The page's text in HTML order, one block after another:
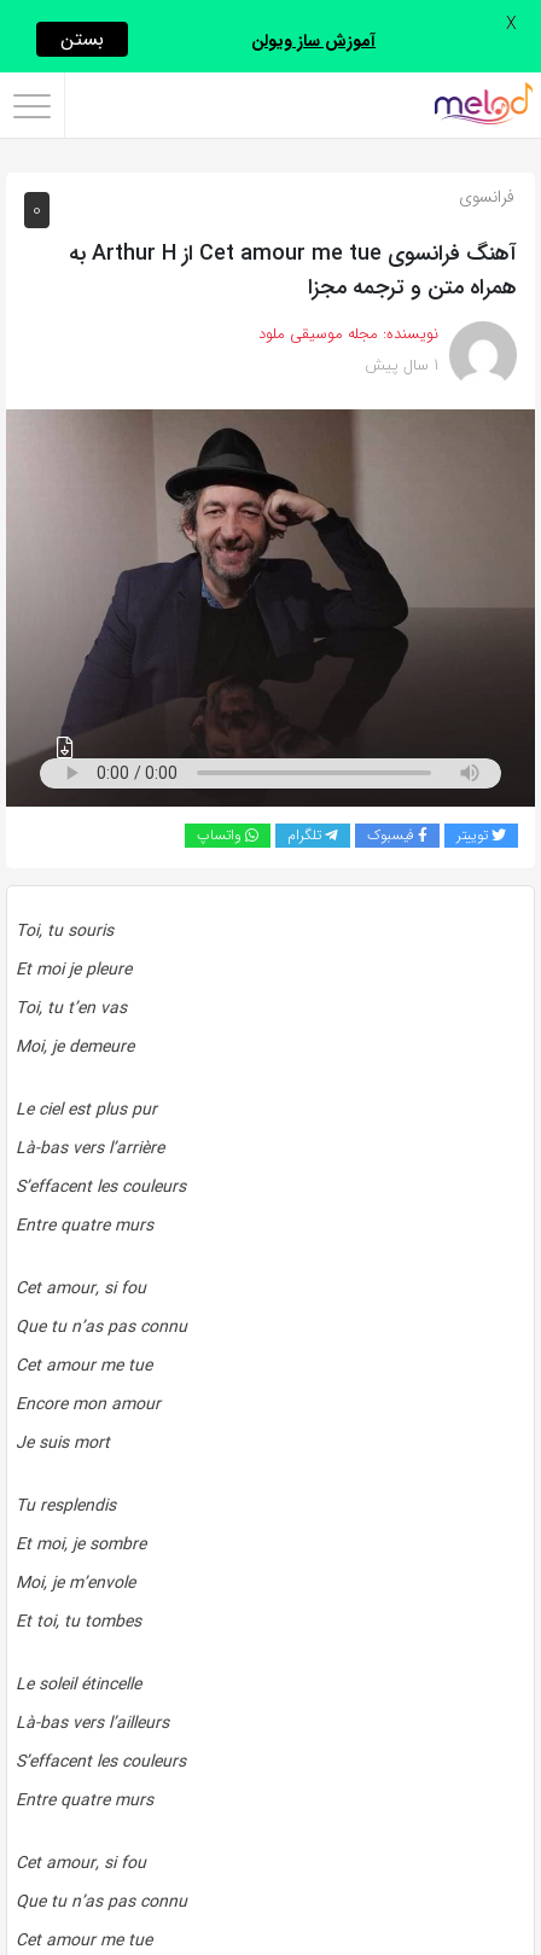
اشتراک
با
روش‌های
زیر
این
صفحه
را
0 فرانسوی
آهنگ فرانسوی Cet amour me tue از Arthur H به
همراه متن و ترجمه مجزا
نویسنده: مجله موسیقی ملود
1 سال پیش
توییتر فیسبوک تلگرام واتساپ
Toi, tu souris
Et moi je pleure
Toi, tu t’en vas
Moi, je demeure
Le ciel est plus pur
Là-bas vers l’arrière
S’effacent les couleurs
Entre quatre murs
Cet amour, si fou
Que tu n’as pas connu
Cet amour me tue
Encore mon amour
Je suis mort
Tu resplendis
Et moi, je sombre
Moi, je m’envole
Et toi, tu tombes
Le soleil étincelle
Là-bas vers l’ailleurs
S’effacent les couleurs
Entre quatre murs
Cet amour, si fou
Que tu n’as pas connu
Cet amour me tue
آموزش ساز ویولن بستن X